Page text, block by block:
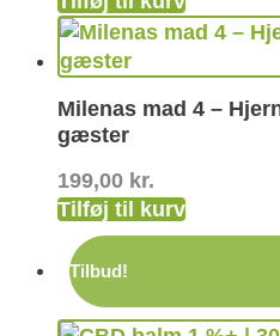
Milenas mad 4 –
gæster
199,00 kr.
Tilføj til kurv
Tilbud!